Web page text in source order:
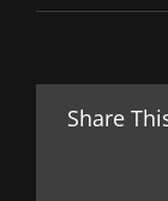
Share